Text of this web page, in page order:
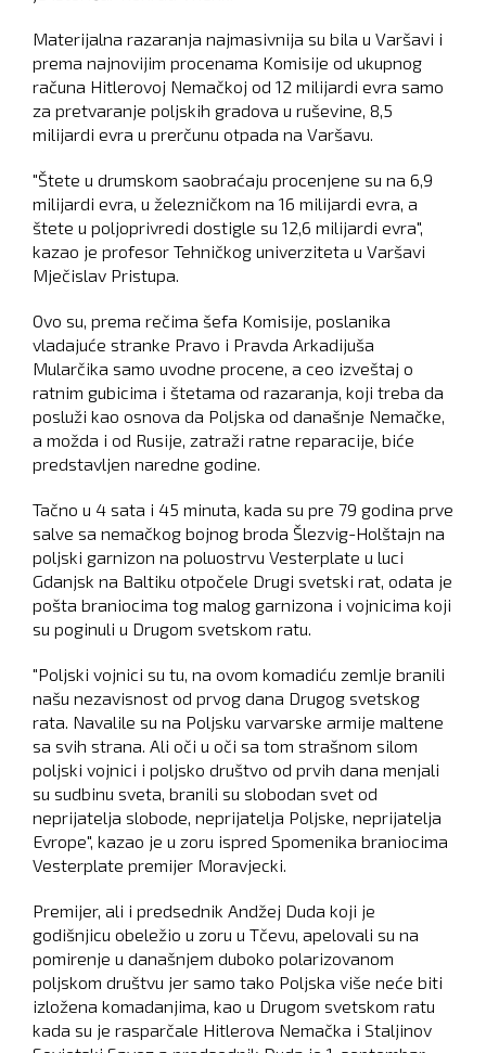
Materijalna razaranja najmasivnija su bila u Varšavi i
prema najnovijim procenama Komisije od ukupnog
računa Hitlerovoj Nemačkoj od 12 milijardi evra samo
za pretvaranje poljskih gradova u ruševine, 8,5
milijardi evra u prerčunu otpada na Varšavu.
"Štete u drumskom saobraćaju procenjene su na 6,9
milijardi evra, u železničkom na 16 milijardi evra, a
štete u poljoprivredi dostigle su 12,6 milijardi evra",
kazao je profesor Tehničkog univerziteta u Varšavi
Mječislav Pristupa.
Ovo su, prema rečima šefa Komisije, poslanika
vladajuće stranke Pravo i Pravda Arkadijuša
Mularčika samo uvodne procene, a ceo izveštaj o
ratnim gubicima i štetama od razaranja, koji treba da
posluži kao osnova da Poljska od današnje Nemačke,
a možda i od Rusije, zatraži ratne reparacije, biće
predstavljen naredne godine.
Tačno u 4 sata i 45 minuta, kada su pre 79 godina prve
salve sa nemačkog bojnog broda Šlezvig-Holštajn na
poljski garnizon na poluostrvu Vesterplate u luci
Gdanjsk na Baltiku otpočele Drugi svetski rat, odata je
pošta braniocima tog malog garnizona i vojnicima koji
su poginuli u Drugom svetskom ratu.
"Poljski vojnici su tu, na ovom komadiću zemlje branili
našu nezavisnost od prvog dana Drugog svetskog
rata. Navalile su na Poljsku varvarske armije maltene
sa svih strana. Ali oči u oči sa tom strašnom silom
poljski vojnici i poljsko društvo od prvih dana menjali
su sudbinu sveta, branili su slobodan svet od
neprijatelja slobode, neprijatelja Poljske, neprijatelja
Evrope", kazao je u zoru ispred Spomenika braniocima
Vesterplate premijer Moravjecki.
Premijer, ali i predsednik Andžej Duda koji je
godišnjicu obeležio u zoru u Tčevu, apelovali su na
pomirenje u današnjem duboko polarizovanom
poljskom društvu jer samo tako Poljska više neće biti
izložena komadanjima, kao u Drugom svetskom ratu
kada su je rasparčale Hitlerova Nemačka i Staljinov